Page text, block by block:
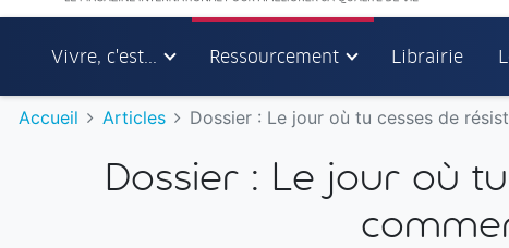
Vivre, c'est... Ressourcement Librairie
Accueil Articles Dossier : Le jour où tu cesses de
Dossier : Le jour où